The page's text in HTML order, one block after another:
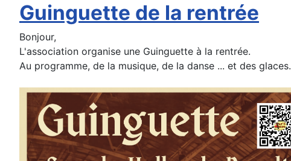
Guinguette de la rentrée
Bonjour,
L'association organise une Guinguette à la rentrée.
Au programme, de la musique, de la danse ... et des glaces.